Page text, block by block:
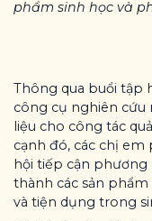
phẩm sinh học và
Thông qua buổi tập
công cụ nghiên cứu
liệu cho công tác
cạnh đó, các chị em
hội tiếp cận phương
thành các sản
và tiện dụng trong